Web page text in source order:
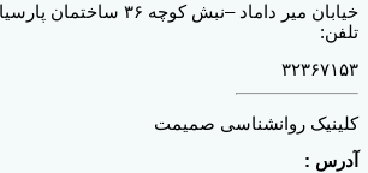
خیابان میر داماد –نبش کوچه ۳۶ ساختمان پارسیان –طبقه ۱
تلفن:
۳۲۳۶۷۱۵۳
کلینیک روانشناسی صمیمت
آدرس :